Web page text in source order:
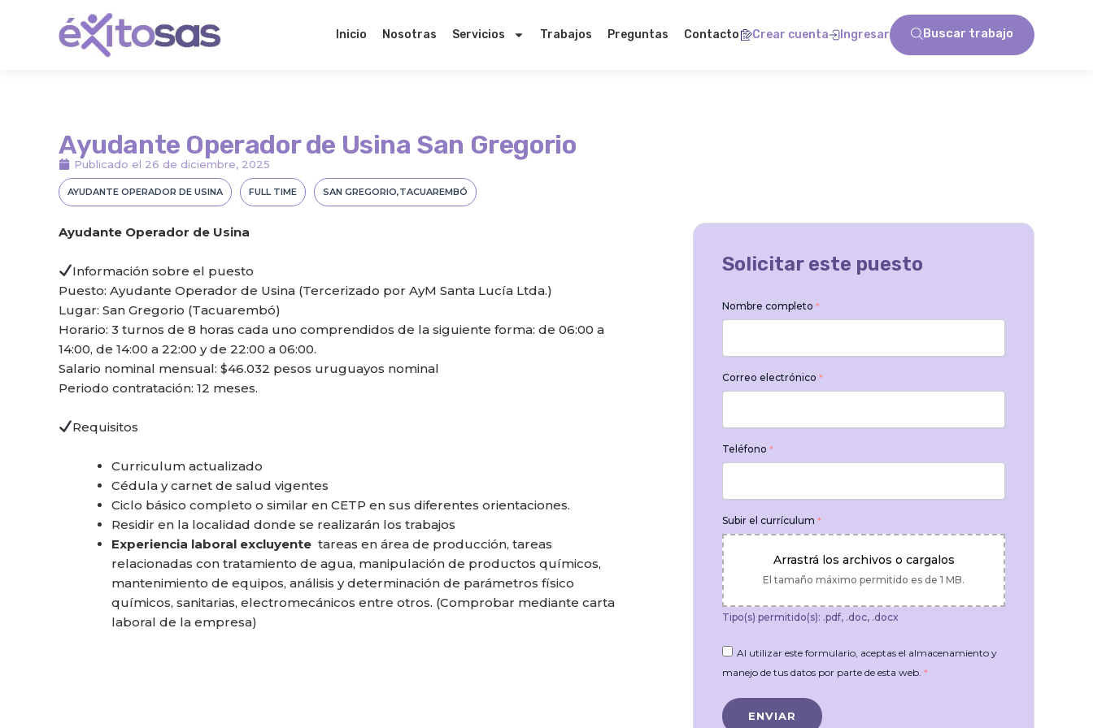
contenido
Inicio Nosotras Servicios Trabajos Preguntas Contacto Crear cuenta Ingresar Buscar trabajo
Ayudante Operador de Usina San Gregorio
Publicado el 26 de diciembre, 2025
AYUDANTE OPERADOR DE USINA FULL TIME SAN GREGORIO TACUAREMBÓ
Ayudante Operador de Usina
Información sobre el puesto
Puesto: Ayudante Operador de Usina (Tercerizado por AyM Santa Lucía Ltda.)
Lugar: San Gregorio (Tacuarembó)
Horario: 3 turnos de 8 horas cada uno comprendidos de la siguiente forma: de 06:00 a
14:00, de 14:00 a 22:00 y de 22:00 a 06:00.
Salario nominal mensual: $46.032 pesos uruguayos nominal
Periodo contratación: 12 meses.
Requisitos
Curriculum actualizado
Cédula y carnet de salud vigentes
Ciclo básico completo o similar en CETP en sus diferentes orientaciones.
Residir en la localidad donde se realizarán los trabajos
Experiencia laboral excluyente tareas en área de producción, tareas
relacionadas con tratamiento de agua, manipulación de productos químicos,
mantenimiento de equipos, análisis y determinación de parámetros físico
químicos, sanitarias, electromecánicos entre otros. (Comprobar mediante carta
laboral de la empresa)
Solicitar este puesto
Nombre completo *
Correo electrónico *
Teléfono *
Subir el currículum *
Arrastrá los archivos o cargalos
El tamaño máximo permitido es de 1 MB.
Tipo(s) permitido(s): .pdf, .doc, .docx
Al utilizar este formulario, aceptas el almacenamiento y
manejo de tus datos por parte de esta web. *